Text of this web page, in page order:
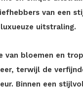
van een
uitstraling.
van bloemen en
terwijl de
Binnen een